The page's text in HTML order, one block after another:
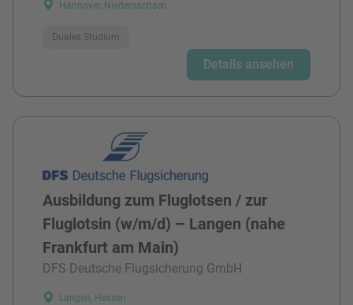
Hannover, Niedersachsen
Duales Studium
Details ansehen
Ausbildung zum Fluglotsen / zur
Fluglotsin (w/m/d) – Langen (nahe
Frankfurt am Main)
DFS Deutsche Flugsicherung GmbH
Langen, Hessen